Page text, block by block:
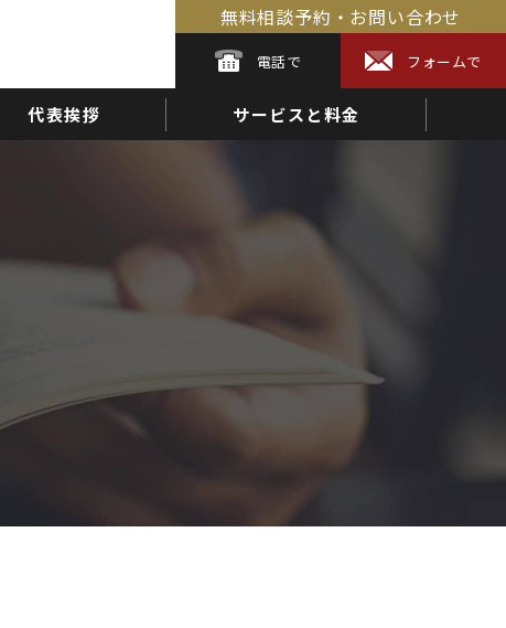
無料相談予約・お問い合わせ
電話で フォームで
代表挨拶 サービスと料金